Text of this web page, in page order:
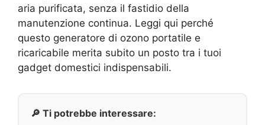
aria purificata, senza il fastidio della
manutenzione continua. Leggi qui perché
questo generatore di ozono portatile e
ricaricabile merita subito un posto tra i tuoi
gadget domestici indispensabili.
🔎 Ti potrebbe interessare: